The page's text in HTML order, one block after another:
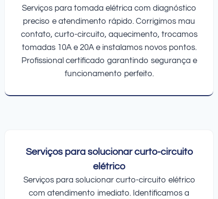
Serviços para tomada elétrica com diagnóstico
preciso e atendimento rápido. Corrigimos mau
contato, curto-circuito, aquecimento, trocamos
tomadas 10A e 20A e instalamos novos pontos.
Profissional certificado garantindo segurança e
funcionamento perfeito.
Serviços para solucionar curto-circuito
elétrico
Serviços para solucionar curto-circuito elétrico
com atendimento imediato. Identificamos a